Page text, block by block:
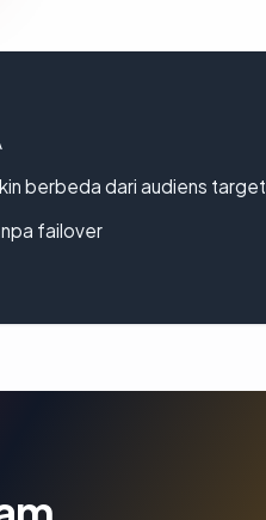
berbeda dari audiens target
failover